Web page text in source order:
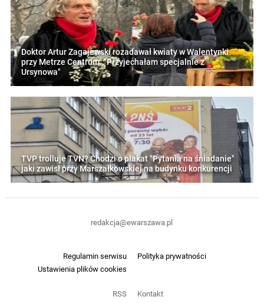
Doktor Artur Zagajewski rozadawał kwiaty w Walentynki
przy Metrze Centrum. "Przyjechałam specjalnie z
Ursynowa"
TVP trolluje TVN? Chodzi o plakat "Pytania na śniadanie"
jaki zawisł przy Marszałkowskiej na budynku konkurencji
Regulamin serwisu
Polityka prywatności
Ustawienia plików cookies
RSS Kontakt
redakcja@ewarszawa.pl